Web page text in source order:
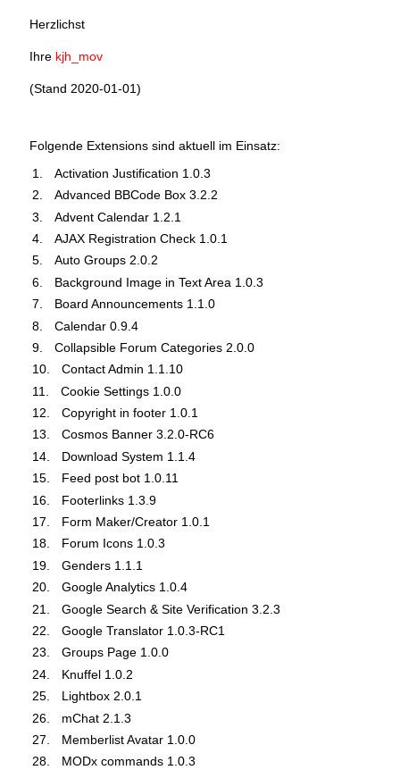
Herzlichst
Ihre kjh_mov
(Stand 2020-01-01)
Folgende Extensions sind aktuell im Einsatz:
Activation Justification 1.0.3
Advanced BBCode Box 3.2.2
Advent Calendar 1.2.1
AJAX Registration Check 1.0.1
Auto Groups 2.0.2
Background Image in Text Area 1.0.3
Board Announcements 1.1.0
Calendar 0.9.4
Collapsible Forum Categories 2.0.0
Contact Admin 1.1.10
Cookie Settings 1.0.0
Copyright in footer 1.0.1
Cosmos Banner 3.2.0-RC6
Download System 1.1.4
Feed post bot 1.0.11
Footerlinks 1.3.9
Form Maker/Creator 1.0.1
Forum Icons 1.0.3
Genders 1.1.1
Google Analytics 1.0.4
Google Search & Site Verification 3.2.3
Google Translator 1.0.3-RC1
Groups Page 1.0.0
Knuffel 1.0.2
Lightbox 2.0.1
mChat 2.1.3
Memberlist Avatar 1.0.0
MODx commands 1.0.3